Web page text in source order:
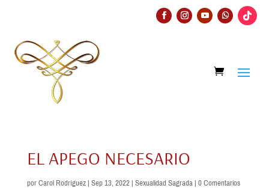
EL APEGO NECESARIO
porCarol Rodríguez|Sep 13, 2022|Sexualidad Sagrada|0 Comentarios